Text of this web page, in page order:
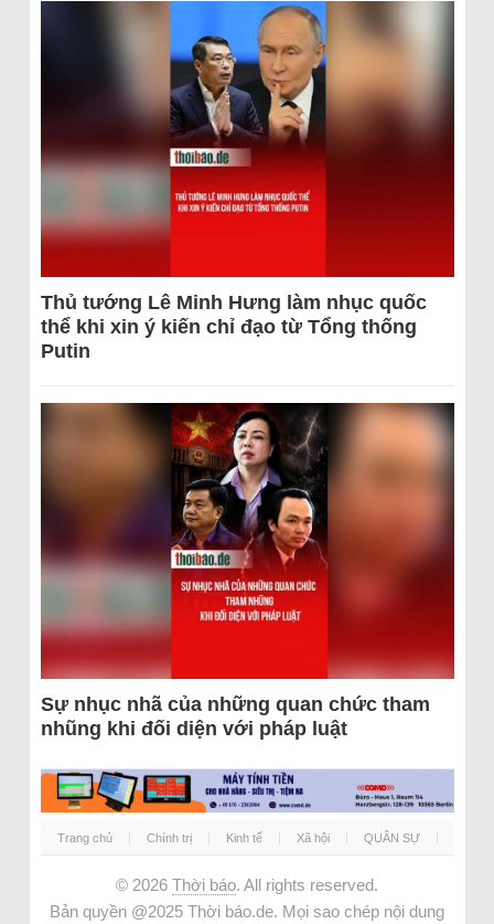
Thủ tướng Lê Minh Hưng làm nhục quốc
thể khi xin ý kiến chỉ đạo từ Tổng thống
Putin
Sự nhục nhã của những quan chức tham
nhũng khi đối diện với pháp luật
Trang chủ Chính trị Kinh tế Xã hội QUÂN SỰ
© 2026 Thời báo. All rights reserved.
Bản quyền @2025 Thời báo.de. Mọi sao chép nội dung